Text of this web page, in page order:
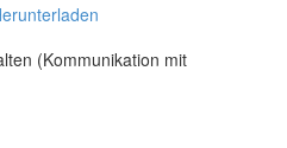
(Kommunikation mit